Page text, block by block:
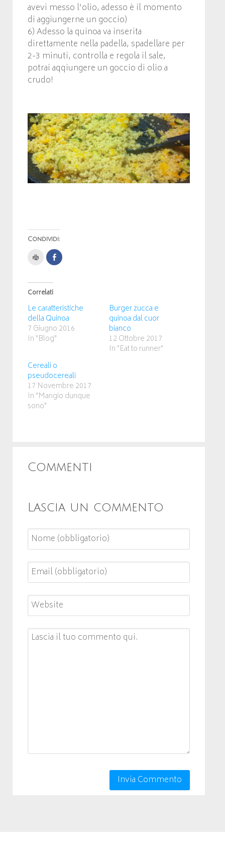
avevi messo l’olio, adesso è il momento
di aggiungerne un goccio)
6) Adesso la quinoa va inserita
direttamente nella padella, spadellare per
2-3 minuti, controlla e regola il sale,
potrai aqqiungere un goccio di olio a
crudo!
Condividi:
Clicca
per
stampare
apre
una
finestra)
Fai
clic
in
una
nuova
finestra)
Correlati
Le caratteristiche
della Quinoa
7 Giugno 2016
In "Blog"
Burger zucca e
quinoa dal cuor
bianco
12 Ottobre 2017
In "Eat to runner"
Cereali o
pseudocereali
17 Novembre 2017
In "Mangio dunque
sono"
Commenti
Lascia un commento